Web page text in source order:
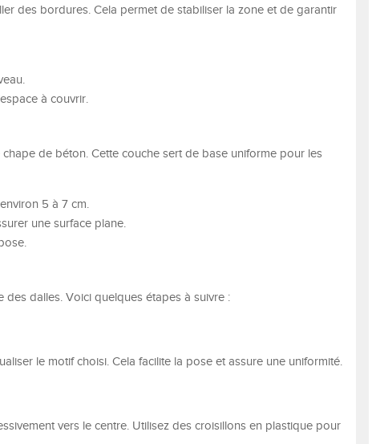
des bordures. Cela permet de stabiliser la zone et de garantir
à couvrir.
de béton. Cette couche sert de base uniforme pour les
5 à 7 cm.
une surface plane.
dalles. Voici quelques étapes à suivre :
le motif choisi. Cela facilite la pose et assure une uniformité.
vers le centre. Utilisez des croisillons en plastique pour